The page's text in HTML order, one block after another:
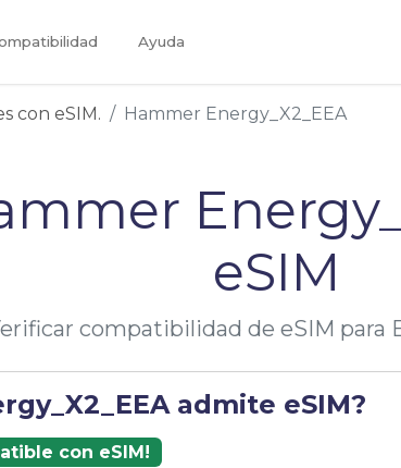
Ayuda
con eSIM. Hammer Energy_X2_EEA
eSIM
compatibilidad de eSIM para
admite eSIM?
con eSIM!